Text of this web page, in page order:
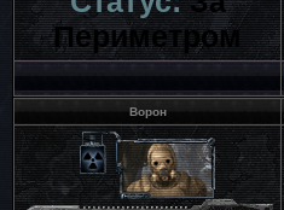
Периметром
Ворон